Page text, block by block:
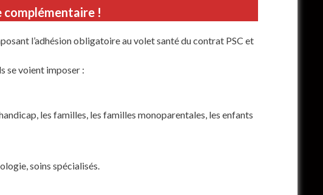
le
complémentaire !
l’adhésion obligatoire au volet santé du contrat PSC et
se voient imposer :
les familles, les familles monoparentales, les enfants
soins spécialisés.